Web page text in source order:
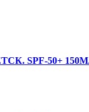
SPF-50+